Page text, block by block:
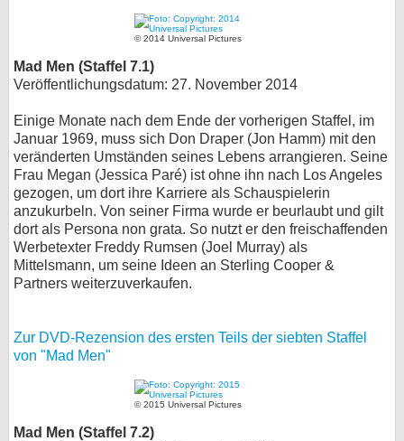
© 2014 Universal Pictures
Mad Men (Staffel 7.1)
Veröffentlichungsdatum: 27. November 2014
Einige Monate nach dem Ende der vorherigen Staffel, im
Januar 1969, muss sich Don Draper (Jon Hamm) mit den
veränderten Umständen seines Lebens arrangieren. Seine
Frau Megan (Jessica Paré) ist ohne ihn nach Los Angeles
gezogen, um dort ihre Karriere als Schauspielerin
anzukurbeln. Von seiner Firma wurde er beurlaubt und gilt
dort als Persona non grata. So nutzt er den freischaffenden
Werbetexter Freddy Rumsen (Joel Murray) als
Mittelsmann, um seine Ideen an Sterling Cooper &
Partners weiterzuverkaufen.
Zur DVD-Rezension des ersten Teils der siebten Staffel
von "Mad Men"
© 2015 Universal Pictures
Mad Men (Staffel 7.2)